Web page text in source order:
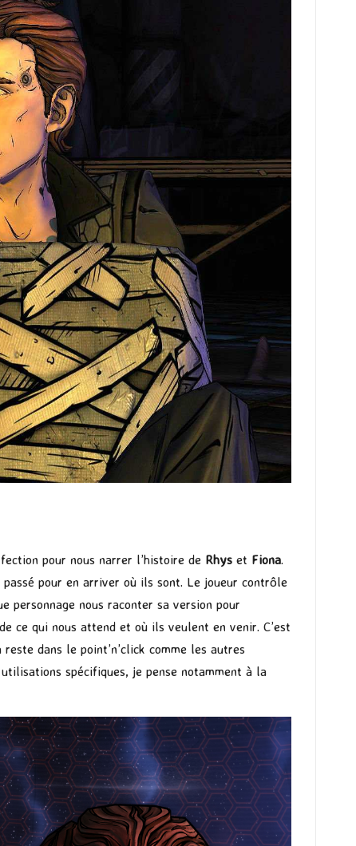
pour nous narrer l’histoire de Rhys et Fiona.
pour en arriver où ils sont. Le joueur contrôle
personnage nous raconter sa version pour
ce qui nous attend et où ils veulent en venir. C’est
dans le point’n’click comme les autres
spécifiques, je pense notamment à la